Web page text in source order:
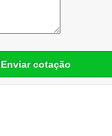
Enviar cotação